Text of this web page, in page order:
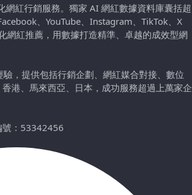
紅行銷服務。獨家 AI 網紅數據資料庫囊括超
、YouTube、Instagram、TikTok、X
網紅推薦，用數據打造精準、卓越的成效型網
，提供包括行銷企劃、網紅媒合對接、數位
港、馬來西亞、日本，成功服務超過上萬家企
號：53342456